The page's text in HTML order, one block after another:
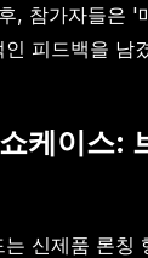
, 참가자들은 '
피드백을 남
케이스:
신제품 론칭